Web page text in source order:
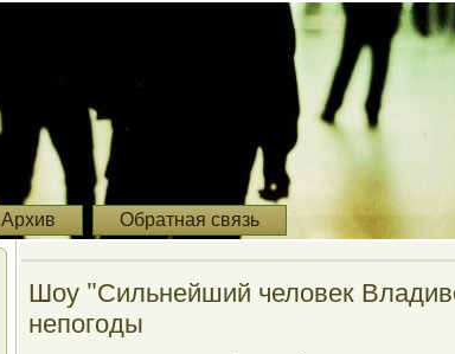
Архив Обратная связь
Шоу "Сильнейший человек
непогоды